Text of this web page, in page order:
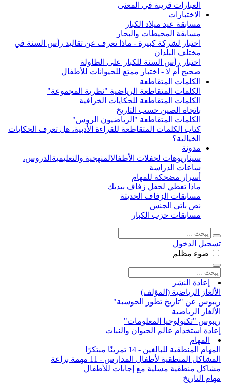
العبارات قريبة في المعنى
الاختبارات
مسابقة عيد ميلاد الكبار
مسابقة المحيطات والبحار
اختبار لشركة كبيرة - ماذا تعرف عن تقاليد رأس السنة في
مختلف البلدان
اختبار رأس السنة للكبار على الطاولة
صحيح أم لا - اختبار ممتع للحيوانات للأطفال
الكلمات المتقاطعة
الكلمات المتقاطعة الرياضية "نظرية المجموعة"
الكلمات المتقاطعة للحكايات الخرافية
باتجاه الصين حسب التاريخ
الكلمات المتقاطعة "الرياضيون الروس"
كتاب الكلمات المتقاطعة للقراءة الأدبية، هل تعرف الحكايات
الخيالية؟
مدونة
سيناريوهات لحفلات الأطفالالمنهجية والتعليمية الدروس،
ساعات الدراسة
أسرار مضحكة للمهام
ماذا تعطي لحفل زفاف بيديك
مسابقات الزفاف الحديثة
نص باتي الجنس
مسابقات حزب الكبار
تسجيل الدخول
ضوء مظلم
إعادة النشر
الألغاز الرياضية (المؤلف)
ريبوس عن "تاريخ تطور الحوسبة"
الألغاز الرياضية
ريبوس "تكنولوجيا المعلومات"
إعادة استخدام عالم الحيوان والنبات
المهام
المهام المنطقية للبالغين - 14 تمرينًا مبتكرًا
المشاكل المنطقية لأطفال المدارس - 11 مهمة براعة
مشاكل منطقية مسلية مع إجابات للأطفال
مهام التاريخ